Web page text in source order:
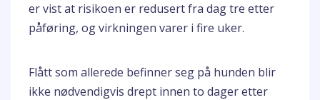
er vist at risikoen er redusert fra dag tre etter
påføring, og virkningen varer i fire uker.
Flått som allerede befinner seg på hunden blir
ikke nødvendigvis drept innen to dager etter